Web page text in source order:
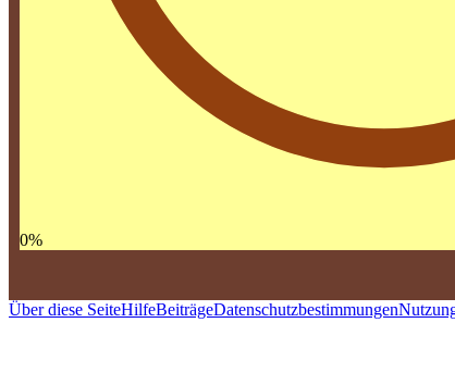
0%
Über diese SeiteHilfeBeiträgeDatenschutzbestimmungen